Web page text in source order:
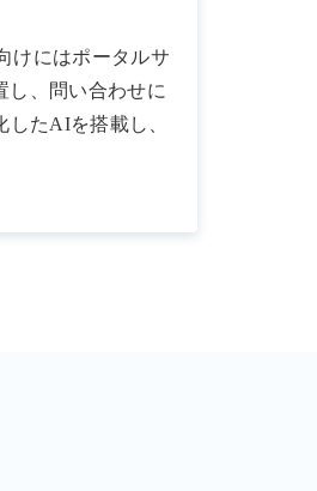
けにはポータルサ
し、問い合わせに
たAIを搭載し、